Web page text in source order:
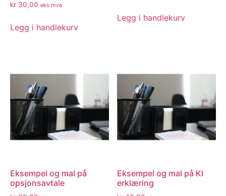
kr 30,00 eks mva
Legg i handlekurv
Legg i handlekurv
Eksempel og mal på
opsjonsavtale
Eksempel og mal på KI
erklæring